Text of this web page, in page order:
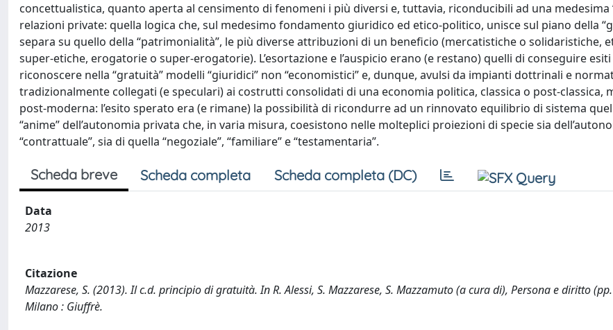
concettualistica, quanto aperta al censimento di fenomeni i più diversi e, tuttavia, riconducibili ad una medesima
relazioni private: quella logica che, sul medesimo fondamento giuridico ed etico-politico, unisce sul piano della
separa su quello della “patrimonialità”, le più diverse attribuzioni di un beneficio (mercatistiche o solidaristiche,
super-etiche, erogatorie o super-erogatorie). L’esortazione e l’auspicio erano (e restano) quelli di conseguire
riconoscere nella “gratuità” modelli “giuridici” non “economistici” e, dunque, avulsi da impianti dottrinali e
tradizionalmente collegati (e speculari) ai costrutti consolidati di una economia politica, classica o post-classica,
post-moderna: l’esito sperato era (e rimane) la possibilità di ricondurre ad un rinnovato equilibrio di sistema
“anime” dell’autonomia privata che, in varia misura, coesistono nelle molteplici proiezioni di specie sia
“contrattuale”, sia di quella “negoziale”, “familiare” e “testamentaria”.
Scheda breve Scheda completa Scheda completa (DC)
Data
2013
Citazione
Mazzarese, S. (2013). Il c.d. principio di gratuità. In R. Alessi, S. Mazzarese, S. Mazzamuto (a cura di), Persona e diritto
Milano : Giuffrè.